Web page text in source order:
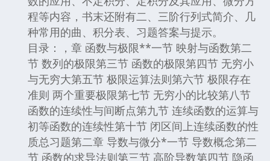
程等内容，书末还附有二、三阶行列式简介、几
种常用的曲、积分表、习题答案与提示。
目录：，章 函数与极限**一节 映射与函数第二
节 数列的极限第三节 函数的极限第四节 无穷小
与无穷大第五节 极限运算法则第六节 极限存在
准则 两个重要极限第七节 无穷小的比较第八节
函数的连续性与间断点第九节 连续函数的运算与
初等函数的连续性第十节 闭区间上连续函数的性
质总习题第二章 导数与微分*一节 导数概念第二
节 函数的求导法则第三节 高阶导数第四节 隐函